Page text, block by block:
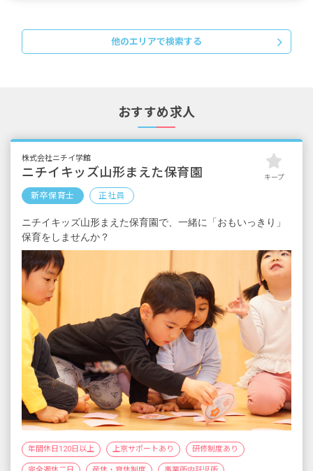
職務手当（該当者に支給）
残業手当
※試用期間3カ月（条件の変更なし）
【モデル年収例】
年収270万円（月給＋時間外手当＋別途支給手
年収340万円（月給＋時間外手当＋別途支給手
年収300万円（月給＋時間外手当＋別途支給手
当＋賞与）
他のエリアで検索する
おすすめ求人
株式会社ニチイ学館
ニチイキッズ山形まえた保育園
新卒保育士 正社員
キープ
ニチイキッズ山形まえた保育園で、一緒に「おもいっきり」
保育をしませんか？
年間休日120日以上 上京サポートあり 研修制度あり